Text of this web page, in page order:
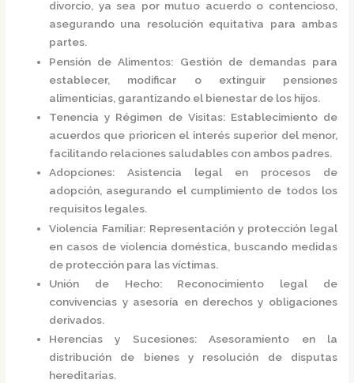
divorcio, ya sea por mutuo acuerdo o contencioso,
asegurando una resolución equitativa para ambas
partes.
Pensión de Alimentos: Gestión de demandas para
establecer, modificar o extinguir pensiones
alimenticias, garantizando el bienestar de los hijos.
Tenencia y Régimen de Visitas: Establecimiento de
acuerdos que prioricen el interés superior del menor,
facilitando relaciones saludables con ambos padres.
Adopciones:Asistencia legal en procesos de
adopción, asegurando el cumplimiento de todos los
requisitos legales.
Violencia Familiar: Representación y protección legal
en casos de violencia doméstica, buscando medidas
de protección para las víctimas.
Unión de Hecho: Reconocimiento legal de
convivencias y asesoría en derechos y obligaciones
derivados.
Herencias y Sucesiones:Asesoramiento en la
distribución de bienes y resolución de disputas
hereditarias.